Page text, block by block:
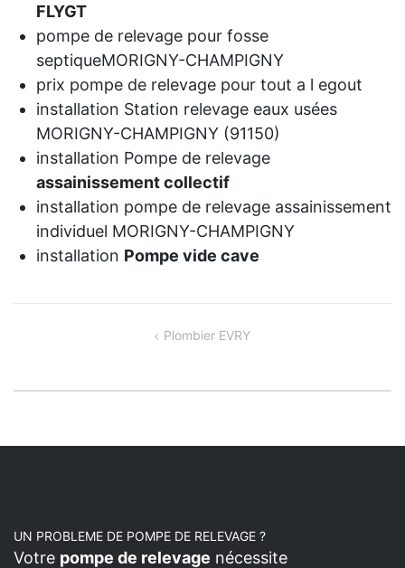
FLYGT
pompe de relevage pour fosse
septiqueMORIGNY-CHAMPIGNY
prix pompe de relevage pour tout a l egout
installation Station relevage eaux usées
MORIGNY-CHAMPIGNY (91150)
installation Pompe de relevage
assainissement collectif
installation pompe de relevage assainissement
individuel MORIGNY-CHAMPIGNY
installation Pompe vide cave
Plombier EVRY
UN PROBLEME DE POMPE DE RELEVAGE ?
Votre pompe de relevage nécessite